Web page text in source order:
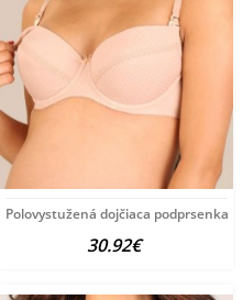
Baby Eva 70F
Polovystužená dojčiaca podprsenka
30.92€